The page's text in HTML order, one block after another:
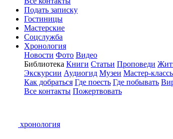
Подать записку
Гостиницы
Мастерские
Соцслужба
Хронология
Новости Фото Видео
Библиотека Книги Статьи Проповеди
Экскурсии Аудиогид Музеи Мастер-
Как добраться Где поесть Где побывать
Все контакты Пожертвовать
хронология